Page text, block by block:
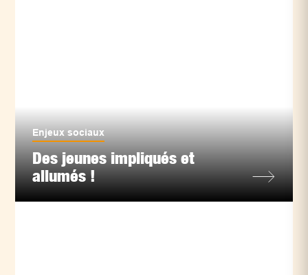
Enjeux sociaux
Des jeunes impliqués et
allumés !